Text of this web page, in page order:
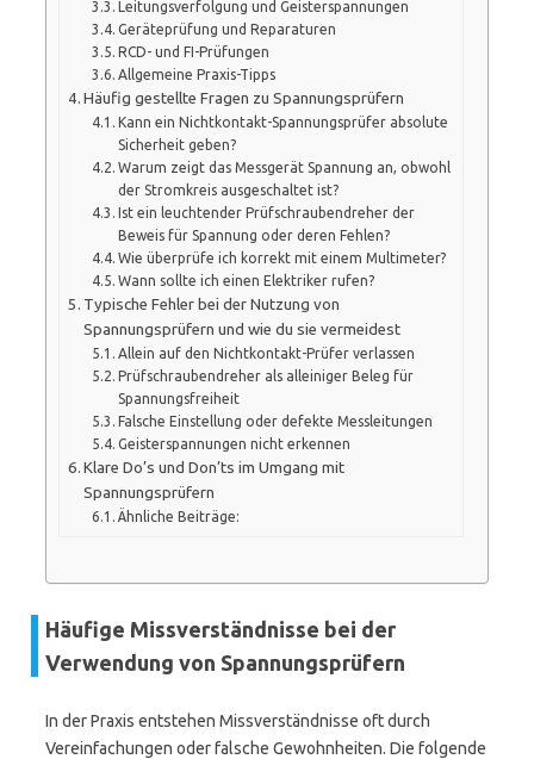
Leitungsverfolgung und Geisterspannungen
Geräteprüfung und Reparaturen
RCD- und FI-Prüfungen
Allgemeine Praxis-Tipps
Häufig gestellte Fragen zu Spannungsprüfern
Kann ein Nichtkontakt-Spannungsprüfer absolute
Sicherheit geben?
Warum zeigt das Messgerät Spannung an, obwohl
der Stromkreis ausgeschaltet ist?
Ist ein leuchtender Prüfschraubendreher der
Beweis für Spannung oder deren Fehlen?
Wie überprüfe ich korrekt mit einem Multimeter?
Wann sollte ich einen Elektriker rufen?
Typische Fehler bei der Nutzung von
Spannungsprüfern und wie du sie vermeidest
Allein auf den Nichtkontakt-Prüfer verlassen
Prüfschraubendreher als alleiniger Beleg für
Spannungsfreiheit
Falsche Einstellung oder defekte Messleitungen
Geisterspannungen nicht erkennen
Klare Do’s und Don’ts im Umgang mit
Spannungsprüfern
Ähnliche Beiträge:
Häufige Missverständnisse bei der
Verwendung von Spannungsprüfern
In der Praxis entstehen Missverständnisse oft durch
Vereinfachungen oder falsche Gewohnheiten. Die folgende